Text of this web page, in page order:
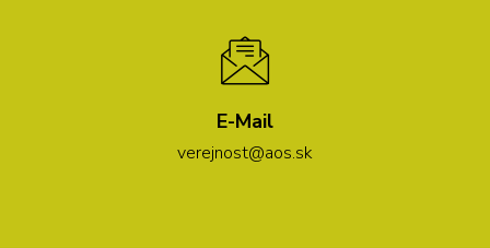
E-Mail
verejnost@aos.sk